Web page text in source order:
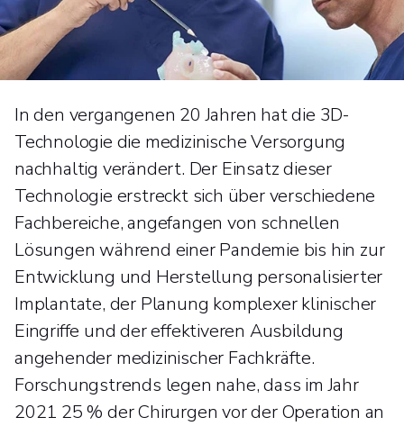
In den vergangenen 20 Jahren hat die 3D-
Technologie die medizinische Versorgung
nachhaltig verändert. Der Einsatz dieser
Technologie erstreckt sich über verschiedene
Fachbereiche, angefangen von schnellen
Lösungen während einer Pandemie bis hin zur
Entwicklung und Herstellung personalisierter
Implantate, der Planung komplexer klinischer
Eingriffe und der effektiveren Ausbildung
angehender medizinischer Fachkräfte.
Forschungstrends legen nahe, dass im Jahr
2021 25 % der Chirurgen vor der Operation an